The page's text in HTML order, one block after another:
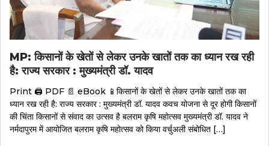
MP: किसानों के खेतों से लेकर उनके खातों तक का ध्यान रख रही
है: राज्य सरकार : मुख्यमंत्री डॉ. यादव
Print 🖨 PDF 📄 eBook 📱किसानों के खेतों से लेकर उनके खातों तक का
ध्यान रख रही है: राज्य सरकार : मुख्यमंत्री डॉ. यादव कवच योजना से दूर होगी किसानों
की चिंता किसानों से संवाद का उत्सव है बलराम कृषि महोत्सव मुख्यमंत्री डॉ. यादव ने
नर्मदापुरम में आयोजित बलराम कृषि महोत्सव को किया वर्चुअली संबोधित […]